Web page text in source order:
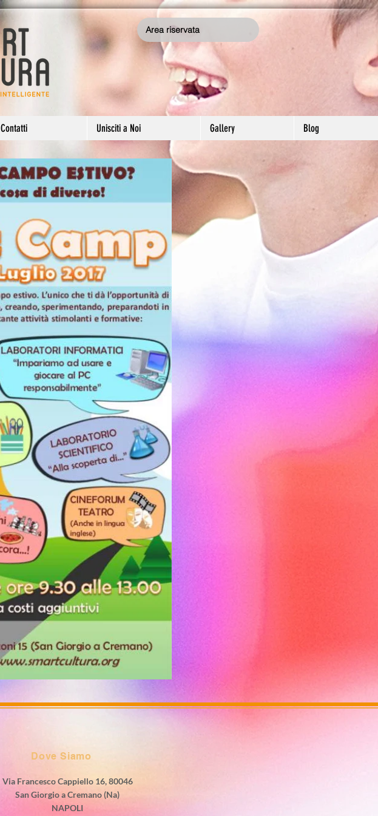
Area riservata
Contatti Unisciti a Noi Gallery Blog
Dove Siamo
Via Francesco Cappiello 16, 80046
San Giorgio a Cremano (Na)
NAPOLI